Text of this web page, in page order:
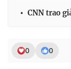
CNN trao
0 0